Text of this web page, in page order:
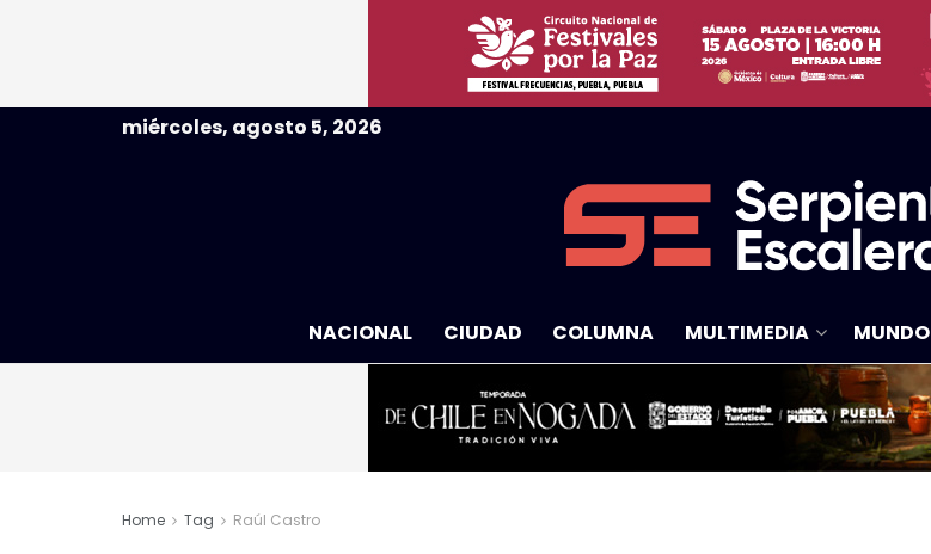
miércoles, agosto 5, 2026
NACIONAL CIUDAD COLUMNA MULTIMEDIA MUNDO
Home Tag Raúl Castro